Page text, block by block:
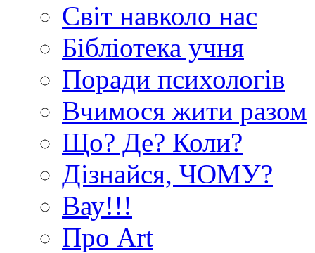
Світ навколо нас
Бібліотека учня
Поради психологів
Вчимося жити разом
Що? Де? Коли?
Дізнайся, ЧОМУ?
Вау!!!
Про Art